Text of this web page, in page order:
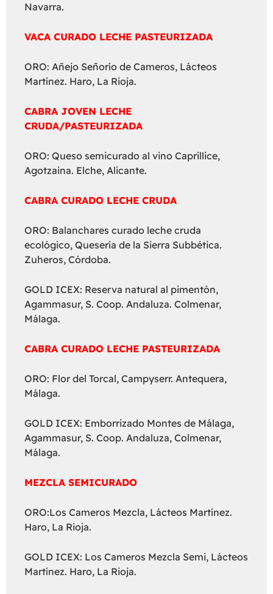
Navarra.
VACA CURADO LECHE PASTEURIZADA
ORO: Añejo Señorío de Cameros, Lácteos
Martínez. Haro, La Rioja.
CABRA JOVEN LECHE
CRUDA/PASTEURIZADA
ORO: Queso semicurado al vino Caprillice,
Agotzaina. Elche, Alicante.
CABRA CURADO LECHE CRUDA
ORO: Balanchares curado leche cruda
ecológico, Quesería de la Sierra Subbética.
Zuheros, Córdoba.
GOLD ICEX: Reserva natural al pimentón,
Agammasur, S. Coop. Andaluza. Colmenar,
Málaga.
CABRA CURADO LECHE PASTEURIZADA
ORO: Flor del Torcal, Campyserr. Antequera,
Málaga.
GOLD ICEX: Emborrizado Montes de Málaga,
Agammasur, S. Coop. Andaluza, Colmenar,
Málaga.
MEZCLA SEMICURADO
ORO:Los Cameros Mezcla, Lácteos Martínez.
Haro, La Rioja.
GOLD ICEX: Los Cameros Mezcla Semi, Lácteos
Martínez. Haro, La Rioja.